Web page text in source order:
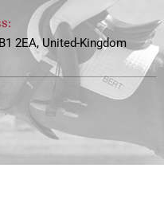
2EA, United-Kingdom